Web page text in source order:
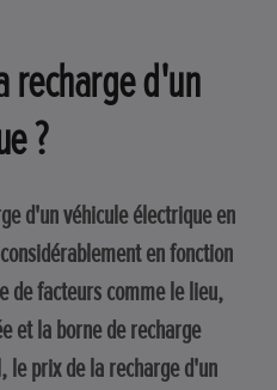
recharge d'un
?
d'un véhicule électrique en
en fonction
de facteurs comme le lieu,
et la borne de recharge
le prix de la recharge d'un